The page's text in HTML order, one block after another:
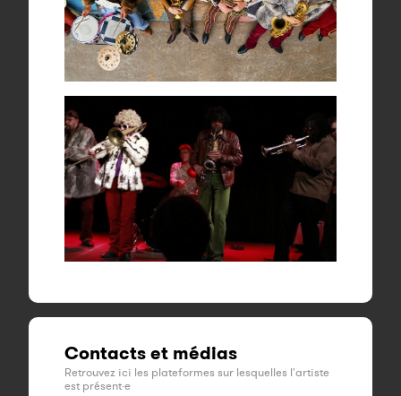
Contacts et médias
Retrouvez ici les plateformes sur lesquelles l'artiste
est présent·e